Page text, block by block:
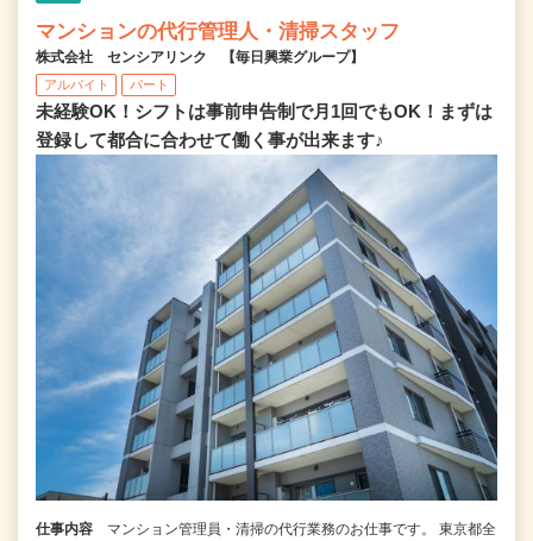
マンションの代行管理人・清掃スタッフ
株式会社 センシアリンク 【毎日興業グループ】
アルバイト パート
未経験OK！シフトは事前申告制で月1回でもOK！まずは
登録して都合に合わせて働く事が出来ます♪
仕事内容
マンション管理員・清掃の代行業務のお仕事です。 東京都全